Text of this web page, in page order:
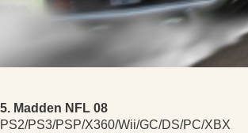
5. Madden NFL 08
PS2/PS3/PSP/X360/Wii/GC/DS/PC/XBX